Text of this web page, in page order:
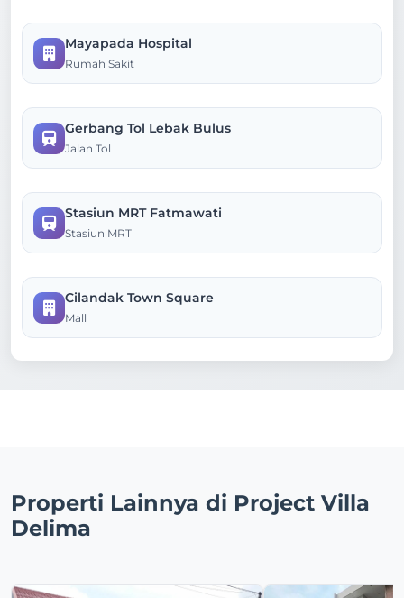
Mayapada Hospital
Rumah Sakit
Gerbang Tol Lebak Bulus
Jalan Tol
Stasiun MRT Fatmawati
Stasiun MRT
Cilandak Town Square
Mall
Properti Lainnya di Project Villa
Delima